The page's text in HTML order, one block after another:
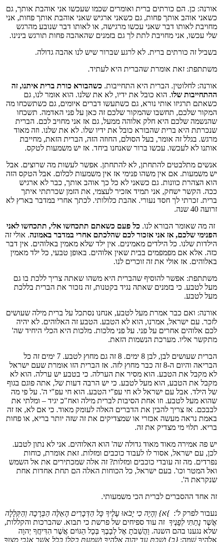
אורנה: כן. הם כורתים ברית ואומרים שכמו שעכשו אני אוהבת אותך, גם
כשאני אוהב אותך פחות, גם כשאני ארגיש שאני אוהבת אותך פחות, אני
מחויבת לאותו דבר שאני עכשו מרגישה, או לאותו דבר שנובע מהרגש
שלי עכשו, אני מחויבת לתת לך גם בזמנים שהאהבה פחות תורגש בינינו.
בשביל זה כורתים ברית. לא לרגע שברור שיש לנו אהבה גדולה.
משתתפת: זאת אומרת שהברית היא לעתיד.
אורנה: לחלוטין. הברית היא התחייבות. כשהבורא כורת ברית איתנו, זה
ההתחייבות שלו. הוא כובל את ידיו, לא את שלנו. הוא אומר לנו, גם
כשאתם תרגיזו אותי נורא, גם כשתעשו דברים איומים, גם כשתשכחו מה
המקור שלכם, תחשבו שהמקור שלכם זה כאן על פני האדמה. תשכחו
שהנשמה שלכם היא חלק אלוהה ממעל, גם אז אני מחויב לכם. הברית
שנכרתת היא ברית שהבורא כובל את ידיו שלו. לא את שלנו. וזה מאוד
מרגש. בגלל זה אומר, בעל הסולם, החוזה הזה, הברית הזאת, מחייבת
אותנו לא לעכשו. עכשו ברור שאנחנו ביחד. אז יש משמעות לטקס.
אנשים מתלבטים להתחתן, לא להתחתן. אפשר לעשות מה שרוצים. אבל
יש משמעות. אם אין משהו פנימי אז אין משמעות לכלום. אבל הטקס הזה
הוא הצהרת כוונות. גם כשאני לא כל כך אוהב אותך, כבר לא ארגיש
ככה. הקשר ישחק, אני תמיד אזכיר לעצמי, את הזמן שכרתתי איתך
ברית. זכרתי לך חסד נעורי. אהבת כלולותי. לכתך אחרי במדבר בארץ לא
זרועה 40 שנה.
זה מה שאומר הבורא לנו. כל פעם כשאתם תתכחשו אלי, תתכחשו לאני
הפנימי שלכם, אז אני אזכור לכם שהלכתם אחרי במדבר באמונה. אולי זה
הילדות שלנו. כל הילדים מאמינים. אין ילד שלא מאמין באלוהים. אין דבר
כזה. אלא אם מפמפמים בבית שאין אלוהים. באופן טבעי, כל ילד מאמין
באלוהים. אז אולי את זה זוכרים לנו.
משתתפת: אפשר להוסיף שהברית היא משהו שאתה צריך ללכת בו גם
מעל לטבע. כי בזמנים שאתה נגיד בקטנות, זה נזכור את הברית בללכת
מעל לטבע.
אורנה: ואם כבר אמרת מעל לטבע, אנחנו נסתכל על ברית מילה שעושים
לזכר. עם ישראל, אמרנו, הוא לא הטבע. הטבע זה האלוהים. לא יהיה
לכם אלוהים אחרים על פני. על פני מלכות. מלכות היא הכלי היחיד שה'
מתקשר אליו. מערכת הנשמות הזאת.
הברית שעושים לבן, לבן 8 ימים. 8 זה גם מחוץ לטבע. 7 ימים זה כל
הבריאה והיום ה-8 זה כבר מחוץ לזה. אז הברית הזו אומרת שעם ישראל
לא מקבל את הטבע. הוא מסיר את הערלה. כי בטבע יש ערלה. הוא לא
מקבל את הטבע, הוא מעל לטבע. כי יש הרבה דעות של, אתה פוגם בגוף
של הילד. אבל עם ישראל לא חי עפ"י הטבע. הוא חי עפ"י ה'. על פי מה
שהוא מעל לטבע. וזו אחת הסיבות לברית מילה ואח"כ יגיד – ומלתי את
לבבכם. אז צריך להבין את הדברים האלה לעומק מאוד. כי אם לא, אז זה
באמת נראה מעשה אכזרי או שמצדיקים את זה שזה יותר בריא, או פחות
בריא. תלוי מי מצדיק את זה.
יש פה אמירה מאוד מאוד גדולה שה' הוא האלוהים. אני לא נתון לטבע.
לכן, עם ישראל, אסור לו לעבוד כוכבים ומזלות. זאת אומרת, כוחות
נפרדים. מה זה עובדי כוכבים ומזלות? זה אלה שמכתירים את אל השמש
ואל המטר וכו'. בעם ישראל, כל הכוחות האלה הם תחת אחדות אחת
שנקראת ה'.
זה אחד ההסברים לברית הכי משמעותי.
נעבור לפרק ל':}א} וְהָיָה כִי יָבֹאוּ עָלֶיךָ כָּל הַדְּבָרִים הָאֵלֶּה הַבְּרָכָה וְהַקְּלָלָה
אֲשֶׁר נָתַתִּי לְפָנֶיךָ זה עוד ספיחים של פרשת כי תבוא. שהברכות והקללות,
שלא נגענו בהם השנה. וַהֲשֵׁבֹתָ אֶל לְבָבֶךָ בְּכָל הַגּוֹיִם אֲשֶׁר הִדִּיחֲךָ יְהוָה
אֱלֹהֶיךָ שָׁמָּה:{ב} וְשַׁבְתָּ עַד יְהוָה אֱלֹהֶיךָ וְשָׁמַעְתָּ בְקֹלוֹ כְּכֹל אֲשֶׁר אָנֹכִי מְצַוְּךָ